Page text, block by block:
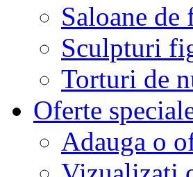
Saloane de
Sculpturi
Torturi de
Oferte
Adauga o